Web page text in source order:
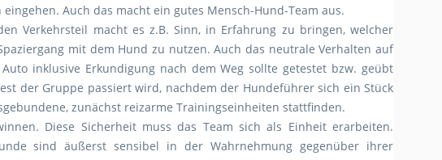
Auch das macht ein gutes Mensch-Hund-Team aus.
Verkehrsteil macht es z.B. Sinn, in Erfahrung zu bringen, welcher
mit dem Hund zu nutzen. Auch das neutrale Verhalten auf
inklusive Erkundigung nach dem Weg sollte getestet bzw. geübt
der Gruppe passiert wird, nachdem der Hundeführer sich ein Stück
zunächst reizarme Trainingseinheiten stattfinden.
Diese Sicherheit muss das Team sich als Einheit erarbeiten.
sind äußerst sensibel in der Wahrnehmung gegenüber ihrer